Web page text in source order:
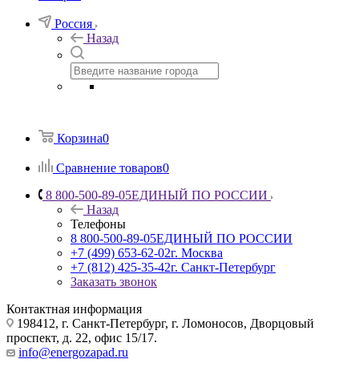
Россия
Назад
Корзина0
Сравнение товаров0
8 800-500-89-05ЕДИНЫЙ ПО РОССИИ
Назад
Телефоны
8 800-500-89-05ЕДИНЫЙ ПО РОССИИ
+7 (499) 653-62-02г. Москва
+7 (812) 425-35-42г. Санкт-Петербург
Заказать звонок
Контактная информация
198412, г. Санкт-Петербург, г. Ломоносов, Дворцовый
проспект, д. 22, офис 15/17.
info@energozapad.ru